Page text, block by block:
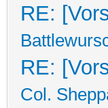
RE:
RE:
Col.